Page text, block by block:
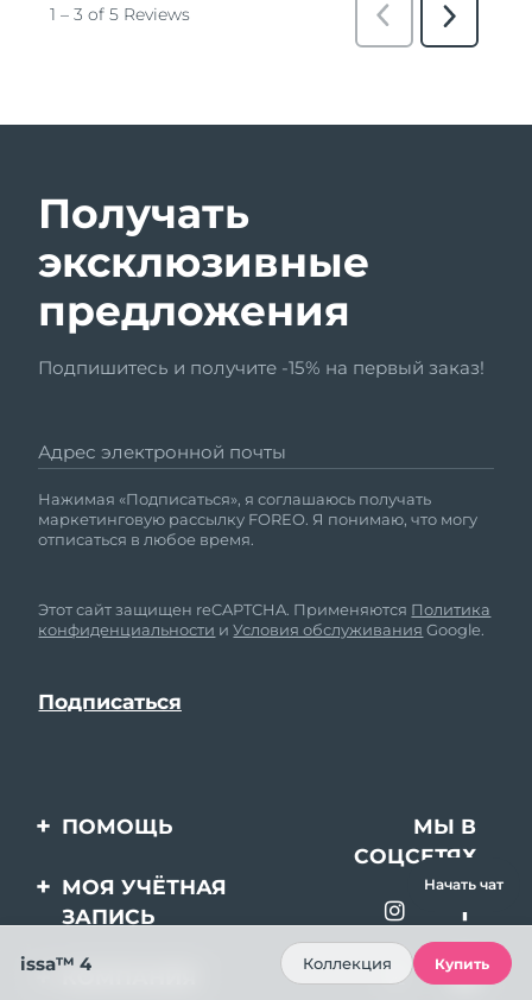
Получать
эксклюзивные
предложения
Подпишитесь и получите -15% на первый заказ!
Адрес электронной почты
Нажимая «Подписаться», я соглашаюсь получать
маркетинговую рассылку FOREO. Я понимаю, что могу
отписаться в любое время.
Этот сайт защищен reCAPTCHA. Применяются Политика
конфиденциальности иУсловия обслуживания Google.
ПОМОЩЬ
Свяжитесь с нами
Заказ и доставка
Гарантия и возврат
МЫ В
СОЦСЕТЯХ
МОЯ УЧЁТНАЯ
ЗАПИСЬ
Регистрация продукта
КОМПАНИЯ
Начать чат
issa™ 4 Коллекция Купить